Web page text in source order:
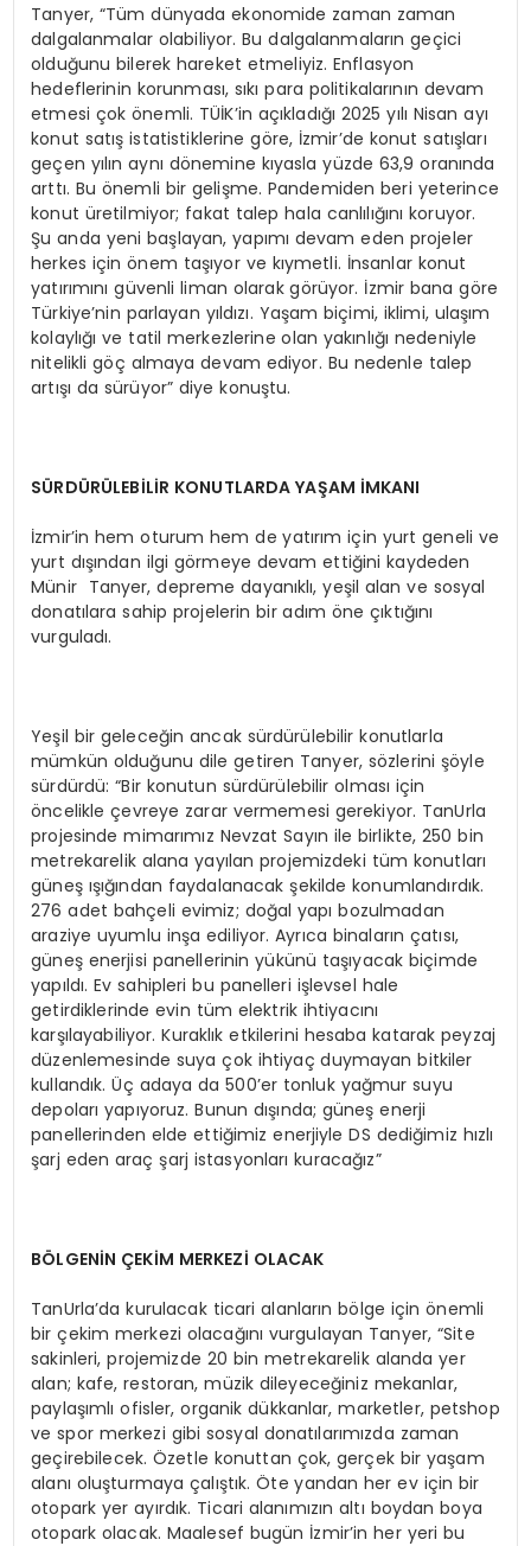
Tanyer, “Tüm dünyada ekonomide zaman zaman
dalgalanmalar olabiliyor. Bu dalgalanmaların geçici
olduğunu bilerek hareket etmeliyiz. Enflasyon
hedeflerinin korunması, sıkı para politikalarının devam
etmesi çok önemli. TÜİK’in açıkladığı 2025 yılı Nisan ayı
konut satış istatistiklerine göre, İzmir’de konut satışları
geçen yılın aynı dönemine kıyasla yüzde 63,9 oranında
arttı. Bu önemli bir gelişme. Pandemiden beri yeterince
konut üretilmiyor; fakat talep hala canlılığını koruyor.
Şu anda yeni başlayan, yapımı devam eden projeler
herkes için önem taşıyor ve kıymetli. İnsanlar konut
yatırımını güvenli liman olarak görüyor. İzmir bana göre
Türkiye’nin parlayan yıldızı. Yaşam biçimi, iklimi, ulaşım
kolaylığı ve tatil merkezlerine olan yakınlığı nedeniyle
nitelikli göç almaya devam ediyor. Bu nedenle talep
artışı da sürüyor” diye konuştu.
SÜRDÜRÜLEBİLİR KONUTLARDA YAŞAM İMKANI
İzmir’in hem oturum hem de yatırım için yurt geneli ve
yurt dışından ilgi görmeye devam ettiğini kaydeden
Münir Tanyer, depreme dayanıklı, yeşil alan ve sosyal
donatılara sahip projelerin bir adım öne çıktığını
vurguladı.
Yeşil bir geleceğin ancak sürdürülebilir konutlarla
mümkün olduğunu dile getiren Tanyer, sözlerini şöyle
sürdürdü: “Bir konutun sürdürülebilir olması için
öncelikle çevreye zarar vermemesi gerekiyor. TanUrla
projesinde mimarımız Nevzat Sayın ile birlikte, 250 bin
metrekarelik alana yayılan projemizdeki tüm konutları
güneş ışığından faydalanacak şekilde konumlandırdık.
276 adet bahçeli evimiz; doğal yapı bozulmadan
araziye uyumlu inşa ediliyor. Ayrıca binaların çatısı,
güneş enerjisi panellerinin yükünü taşıyacak biçimde
yapıldı. Ev sahipleri bu panelleri işlevsel hale
getirdiklerinde evin tüm elektrik ihtiyacını
karşılayabiliyor. Kuraklık etkilerini hesaba katarak peyzaj
düzenlemesinde suya çok ihtiyaç duymayan bitkiler
kullandık. Üç adaya da 500’er tonluk yağmur suyu
depoları yapıyoruz. Bunun dışında; güneş enerji
panellerinden elde ettiğimiz enerjiyle DS dediğimiz hızlı
şarj eden araç şarj istasyonları kuracağız”
BÖLGENİN ÇEKİM MERKEZİ OLACAK
TanUrla’da kurulacak ticari alanların bölge için önemli
bir çekim merkezi olacağını vurgulayan Tanyer, “Site
sakinleri, projemizde 20 bin metrekarelik alanda yer
alan; kafe, restoran, müzik dileyeceğiniz mekanlar,
paylaşımlı ofisler, organik dükkanlar, marketler, petshop
ve spor merkezi gibi sosyal donatılarımızda zaman
geçirebilecek. Özetle konuttan çok, gerçek bir yaşam
alanı oluşturmaya çalıştık. Öte yandan her ev için bir
otopark yer ayırdık. Ticari alanımızın altı boydan boya
otopark olacak. Maalesef bugün İzmir’in her yeri bu